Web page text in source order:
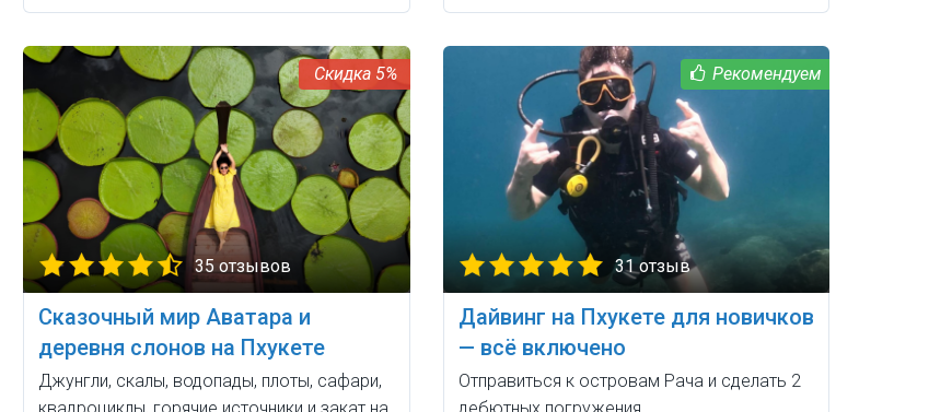
5%
35 отзывов
Сказочный мир Аватара и
деревня слонов на Пхукете
Джунгли, скалы, водопады, плоты, сафари,
31 отзыв
Дайвинг на Пхукете для новичков
— всё включено
Отправиться к островам Рача и сделать 2